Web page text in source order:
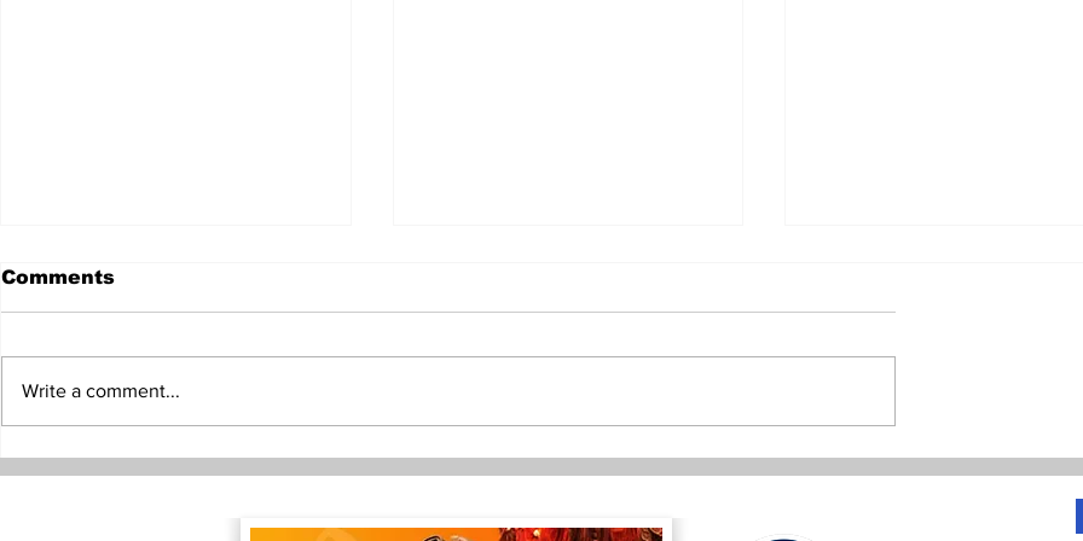
ရေကြည်နဲ့သာပေါင်းမှာ စစ်တပ်
ဒေါ်အောင်ဆန်းစုကြည်
တရုတ်အစိုးရသြဇာလွှမ်းဖို့
Comments
Write a comment...